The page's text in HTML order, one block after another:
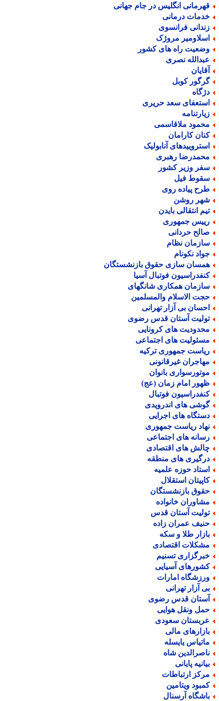
انگلیس در جام جهانی
درمانی
فرانسوی
مروژک
راه های کشور
نصری
کوبل
سعد حریری
ملاقاسمی
کارامان
آنابولیک
رهبری
وزیر کشور
فیل
پیاده روی
روشن
انتقالی بایدن
جمهوری
حردانی
نظام
نکونام
سازی حقوق بازنشستگان
فوتبال آسیا
همکاری شانگهای
الاسلام والمسلمین
بی آزار تهرانی
آستان قدس رضوی
های کرونایی
های اجتماعی
جمهوری ترکیه
غیرقانونی
بانوان
امام زمان (عج)
فوتبال
های اندرویدی
های اجرایی
ریاست جمهوری
های اجتماعی
های اقتصادی
های منطقه
حوزه علمیه
استقلال
بازنشستگان
خانواده
آستان قدس
عمران زاده
طلا و سکه
اقتصادی
تسنیم
آسیایی
امارات
آزار تهرانی
قدس رضوی
ونقل هوایی
سعودی
مالی
یایسله
شاه
پایانی
ارتباطات
ویتامین
آرسنال